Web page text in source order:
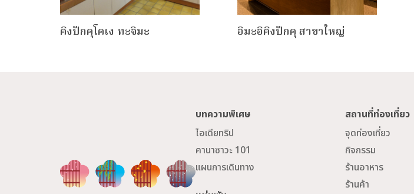
คิงปักคุโคเง ทะจิมะ อิมะอิคิงปักคุ สาขาใหญ่
บทความพิเศษ
ไอเดียทริป
คานาซาวะ 101
แผนการเดินทาง
สถานที่ท่องเที่ยว
จุดท่องเที่ยว
กิจกรรม
ร้านอาหาร
ร้านค้า